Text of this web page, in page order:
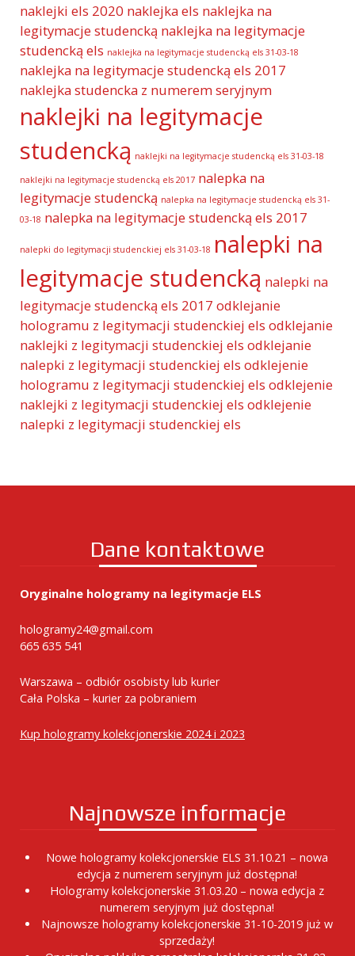
naklejki els 2020 naklejka els naklejka na
legitymacje studencką naklejka na legitymacje
studencką els naklejka na legitymacje studencką els 31-03-18
naklejka na legitymacje studencką els 2017
naklejka studencka z numerem seryjnym
naklejki na legitymacje
studencką naklejki na legitymacje studencką els 31-03-18
naklejki na legitymacje studencką els 2017 nalepka na
legitymacje studencką nalepka na legitymacje studencką els 31-
03-18 nalepka na legitymacje studencką els 2017
nalepki do legitymacji studenckiej els 31-03-18 nalepki na
legitymacje studencką nalepki na
legitymacje studencką els 2017 odklejanie
hologramu z legitymacji studenckiej els odklejanie
naklejki z legitymacji studenckiej els odklejanie
nalepki z legitymacji studenckiej els odklejenie
hologramu z legitymacji studenckiej els odklejenie
naklejki z legitymacji studenckiej els odklejenie
nalepki z legitymacji studenckiej els
Dane kontaktowe
Oryginalne hologramy na legitymacje ELS
hologramy24@gmail.com
665 635 541
Warszawa – odbiór osobisty lub kurier
Cała Polska – kurier za pobraniem
Kup hologramy kolekcjonerskie 2024 i 2023
Najnowsze informacje
Nowe hologramy kolekcjonerskie ELS 31.10.21 – nowa
edycja z numerem seryjnym już dostępna!
Hologramy kolekcjonerskie 31.03.20 – nowa edycja z
numerem seryjnym już dostępna!
Najnowsze hologramy kolekcjonerskie 31-10-2019 już w
sprzedaży!